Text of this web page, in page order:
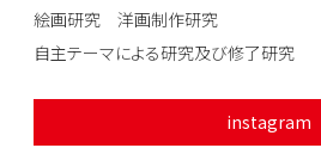
絵画研究 洋画制作研究
自主テーマによる研究及び修了研究
instagram